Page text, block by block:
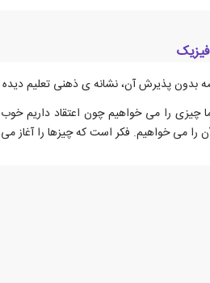
بدون پذیرش آن، نشانه ی ذهنی تعلیم
چیزی را می خواهیم چون اعتقاد داریم
می خواهیم. فکر است که چیزها را آغاز